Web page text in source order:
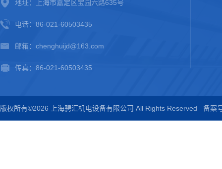
地址：上海市嘉定区宝园六路635号
电话：86-021-60503435
邮箱：chenghuijd@163.com
传真：86-021-60503435
版权所有©2026 上海骋汇机电设备有限公司 All Rights Reserved 备案